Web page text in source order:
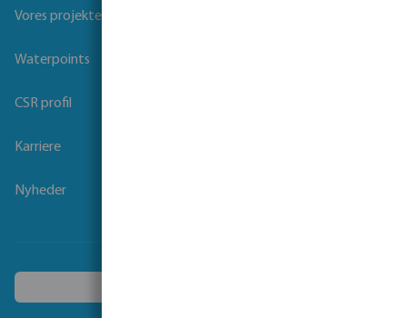
Vores projekter
Waterpoints
CSR profil
Karriere
Nyheder